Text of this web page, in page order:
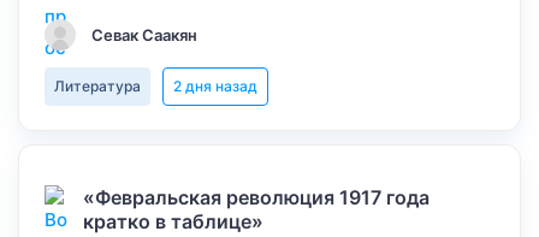
Севак Саакян
Литература 2 дня назад
«Февральская революция 1917 года
кратко в таблице»